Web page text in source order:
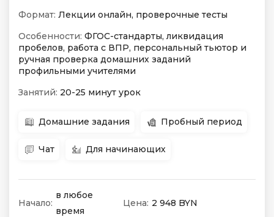
Формат: Лекции онлайн, проверочные тесты
Особенности: ФГОС-стандарты, ликвидация
пробелов, работа с ВПР, персональный тьютор и
ручная проверка домашних заданий
профильными учителями
Занятий: 20-25 минут урок
Домашние задания Пробный период
Чат Для начинающих
Начало:
в любое
время
Цена: 2 948 BYN